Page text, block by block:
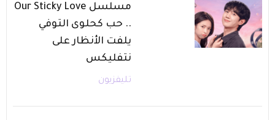
مسلسل Our Sticky Love
.. حب كحلوى التوفي
يلفت الأنظار على
نتفليكس
تليفزيون